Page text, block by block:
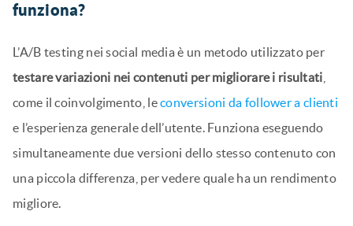
funziona?
L’A/B testing nei social media è un metodo utilizzato per
testare variazioni nei contenuti per migliorare i risultati
come il coinvolgimento, leconversioni da follower a clienti
e l’esperienza generale dell’utente. Funziona eseguendo
simultaneamente due versioni dello stesso contenuto con
una piccola differenza, per vedere quale ha un rendimento
migliore.